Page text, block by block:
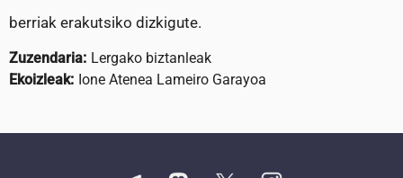
berriak erakutsiko dizkigute.
Zuzendaria: Lergako biztanleak
Ekoizleak: Ione Atenea Lameiro Garayoa